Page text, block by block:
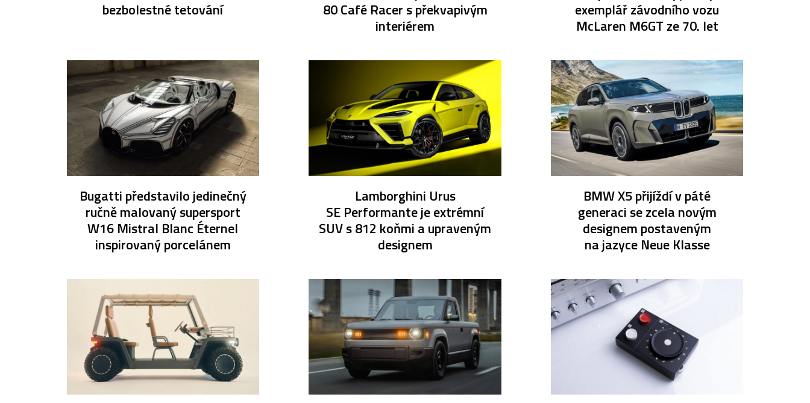
bezbolestné tetování 80 Café Racer s překvapivým
interiérem
exemplář závodního vozu
McLaren M6GT ze 70. let
Bugatti představilo jedinečný
ručně malovaný supersport
W16 Mistral Blanc Éternel
inspirovaný porcelánem
Lamborghini Urus
SE Performante je extrémní
SUV s 812 koňmi a upraveným
designem
BMW X5 přijíždí v páté
generaci se zcela novým
designem postaveným
na jazyce Neue Klasse